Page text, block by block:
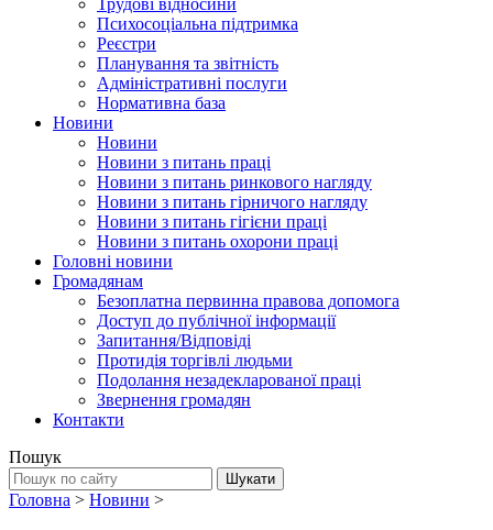
Трудові відносини
Психосоціальна підтримка
Реєстри
Планування та звітність
Адміністративні послуги
Нормативна база
Новини
Новини
Новини з питань праці
Новини з питань ринкового нагляду
Новини з питань гірничого нагляду
Новини з питань гігієни праці
Новини з питань охорони праці
Головні новини
Громадянам
Безоплатна первинна правова допомога
Доступ до публічної інформації
Запитання/Відповіді
Протидія торгівлі людьми
Подолання незадекларованої праці
Звернення громадян
Контакти
Пошук
Головна > Новини >